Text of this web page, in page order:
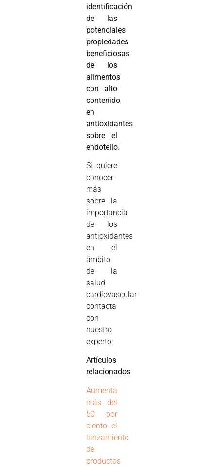
identificación
de las
potenciales
propiedades
beneficiosas
de los
alimentos
con alto
contenido
en
antioxidantes
sobre el
endotelio.
Si quiere
conocer
más
sobre la
importancia
de los
antioxidantes
en el
ámbito
de la
salud
cardiovascular
contacta
con
nuestro
experto:
Artículos
relacionados
Aumenta
más del
50 por
ciento el
lanzamiento
de
productos